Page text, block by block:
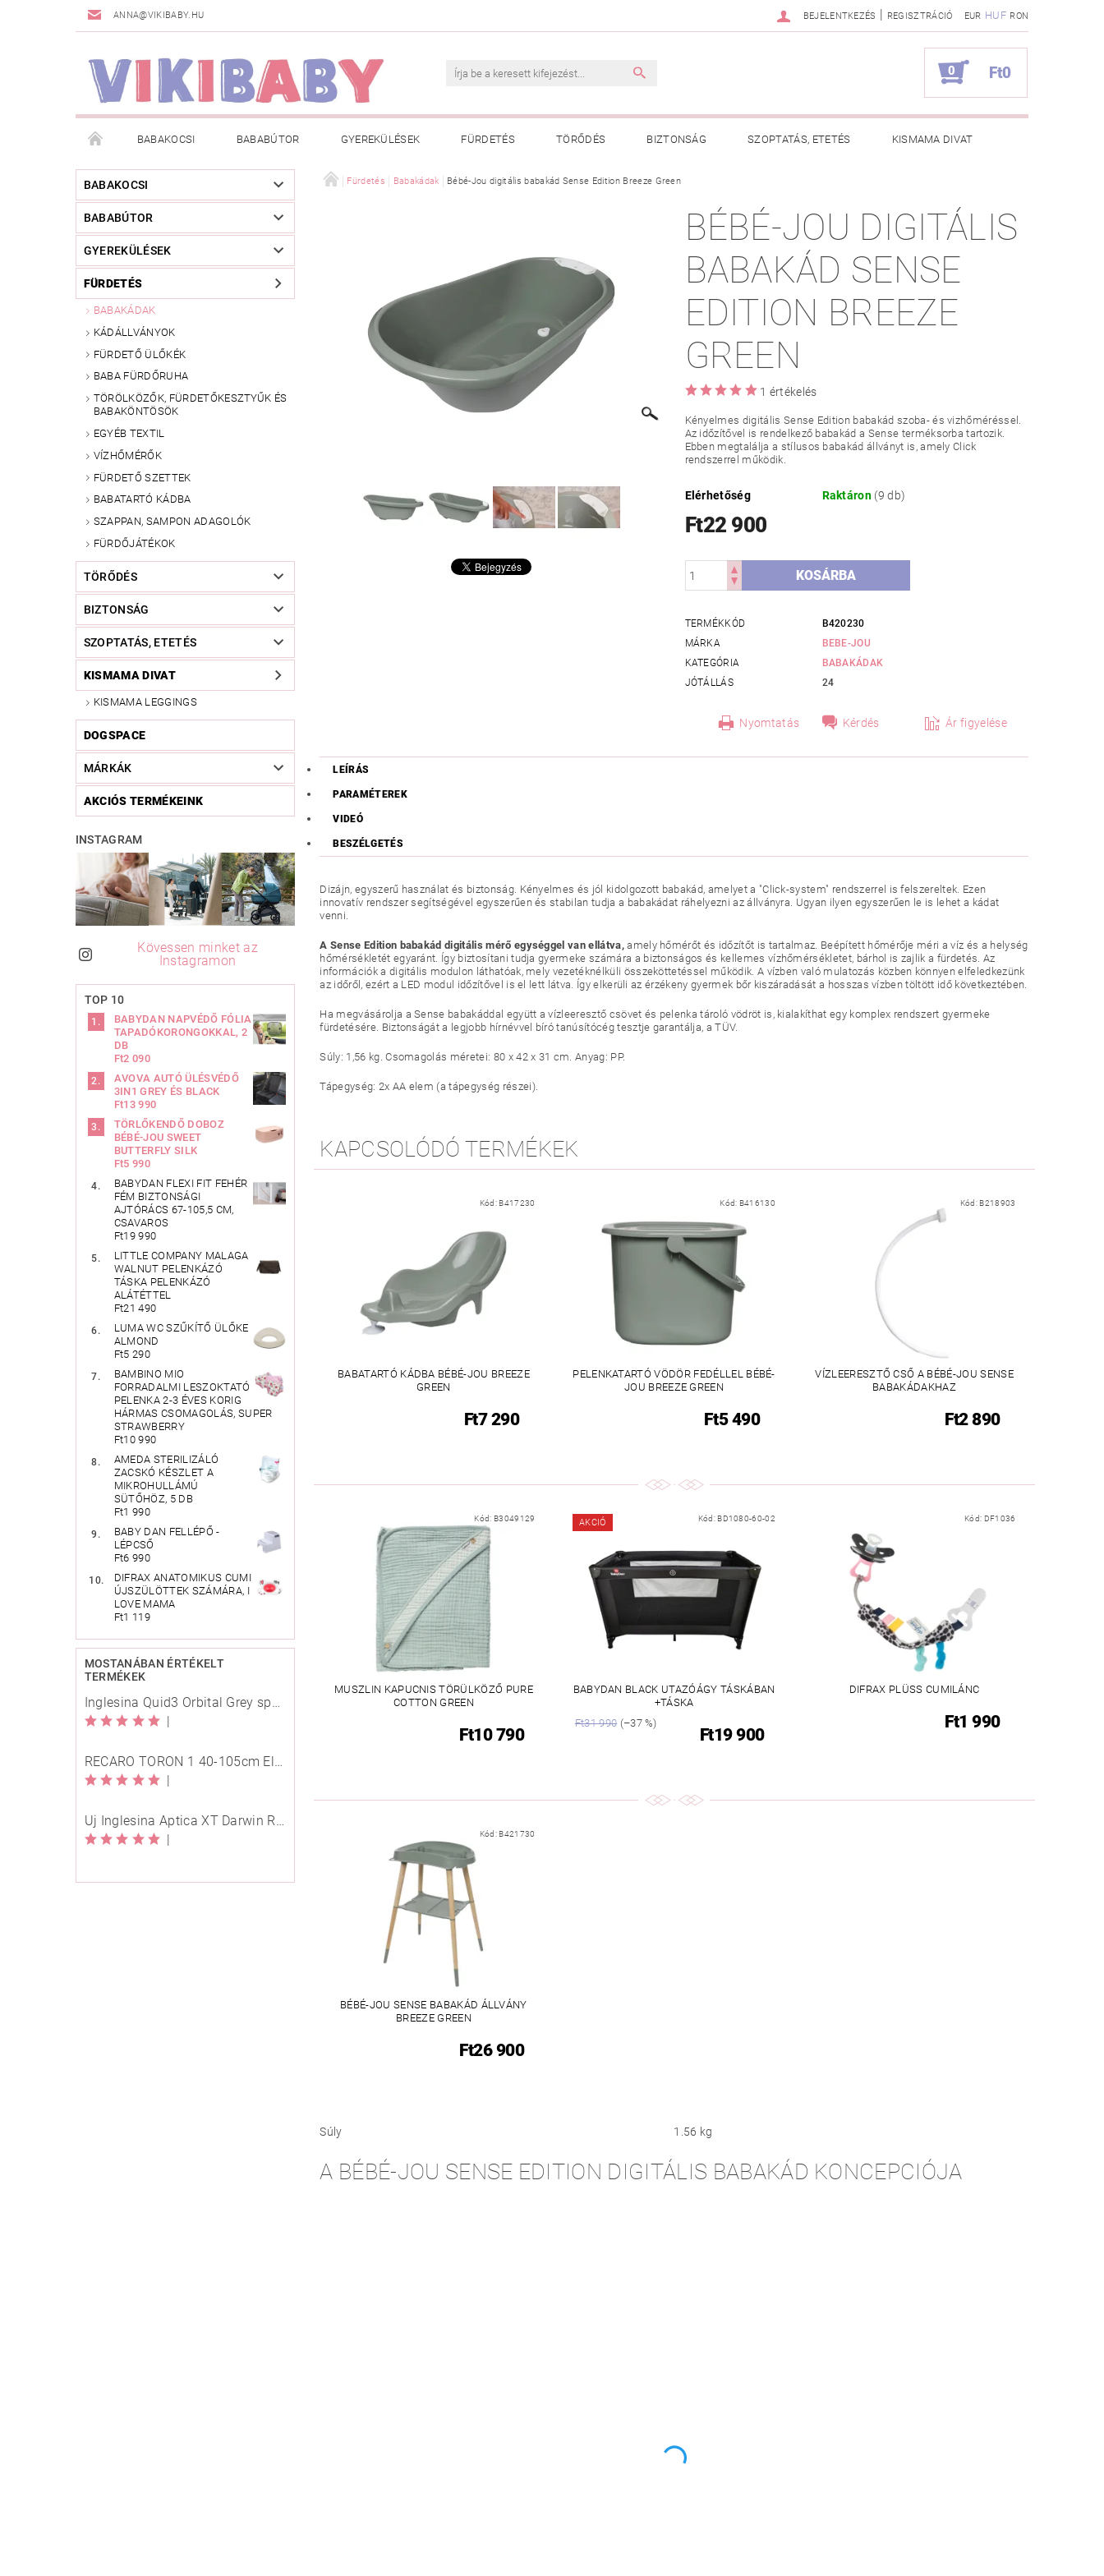
ANNA@VIKIBABY.HU EUR HUF RON
BEJELENTKEZÉS | REGISZTRÁCIÓ
0 Ft0
BABAKOCSI BABABÚTOR GYEREKÜLÉSEK FÜRDETÉS TÖRŐDÉS BIZTONSÁG SZOPTATÁS, ETETÉS KISMAMA DIVAT
DOGSPACE AKCIÓS TERMÉKEINK VÁSÁRLÁSI FELTÉTELEK ADATKEZELÉSI TÁJÉKOZTATÓ
TÖRZSVÁSÁRLÓI PROGRAM RÓLUNK HASZNOS TANÁCSOK RENDELÉSEM
BABAKOCSI
BABABÚTOR
GYEREKÜLÉSEK
FÜRDETÉS
BABAKÁDAK
KÁDÁLLVÁNYOK
FÜRDETŐ ÜLŐKÉK
BABA FÜRDŐRUHA
TÖRÖLKÖZŐK, FÜRDETŐKESZTYŰK ÉS
BABAKÖNTÖSÖK
EGYÉB TEXTIL
VÍZHŐMÉRŐK
FÜRDETŐ SZETTEK
BABATARTÓ KÁDBA
SZAPPAN, SAMPON ADAGOLÓK
FÜRDŐJÁTÉKOK
TÖRŐDÉS
BIZTONSÁG
SZOPTATÁS, ETETÉS
KISMAMA DIVAT
KISMAMA LEGGINGS
DOGSPACE
MÁRKÁK
AKCIÓS TERMÉKEINK
INSTAGRAM
Kövessen minket az
Instagramon
TOP 10
BABYDAN NAPVÉDŐ FÓLIA
TAPADÓKORONGOKKAL, 2
DB
Ft2 090
AVOVA AUTÓ ÜLÉSVÉDŐ
3IN1 GREY ÉS BLACK
Ft13 990
TÖRLŐKENDŐ DOBOZ
BÉBÉ-JOU SWEET
BUTTERFLY SILK
Ft5 990
BABYDAN FLEXI FIT FEHÉR
FÉM BIZTONSÁGI
AJTÓRÁCS 67-105,5 CM,
CSAVAROS
Ft19 990
LITTLE COMPANY MALAGA
WALNUT PELENKÁZÓ
TÁSKA PELENKÁZÓ
ALÁTÉTTEL
Ft21 490
LUMA WC SZŰKÍTŐ ÜLŐKE
ALMOND
Ft5 290
BAMBINO MIO
FORRADALMI LESZOKTATÓ
PELENKA 2-3 ÉVES KORIG
HÁRMAS CSOMAGOLÁS, SUPER
STRAWBERRY
Ft10 990
AMEDA STERILIZÁLÓ
ZACSKÓ KÉSZLET A
MIKROHULLÁMÚ
SÜTŐHÖZ, 5 DB
Ft1 990
BABY DAN FELLÉPŐ -
LÉPCSŐ
Ft6 990
DIFRAX ANATOMIKUS CUMI
ÚJSZÜLÖTTEK SZÁMÁRA, I
LOVE MAMA
Ft1 119
MOSTANÁBAN ÉRTÉKELT
TERMÉKEK
Inglesina Quid3 Orbital Grey sport babakocsi
|
RECARO TORON 1 40-105cm Elegant Beige
|
Új Inglesina Aptica XT Darwin Recline Evo 4in1 Himalaya Blue multifunkciós babakocsi
|
Fürdetés Babakádak Bébé-Jou digitális babakád Sense Edition Breeze Green
BÉBÉ-JOU DIGITÁLIS
BABAKÁD SENSE
EDITION BREEZE
GREEN
1 értékelés
Kényelmes digitális Sense Edition babakád szoba- és vizhőméréssel.
Az időzítővel is rendelkező babakád a Sense terméksorba tartozik.
Ebben megtalálja a stílusos babakád állványt is, amely Click
rendszerrel működik.
Elérhetőség Raktáron (9 db)
Ft22 900
TERMÉKKÓD
B420230
MÁRKA
BEBE-JOU
KATEGÓRIA
BABAKÁDAK
JÓTÁLLÁS
24
Nyomtatás Kérdés Ár figyelése
LEÍRÁS
PARAMÉTEREK
VIDEÓ
BESZÉLGETÉS
Dizájn, egyszerű használat és biztonság. Kényelmes és jól kidolgozott babakád, amelyet a "Click-system" rendszerrel is felszereltek. Ezen
innovatív rendszer segítségével egyszerűen és stabilan tudja a babakádat ráhelyezni az állványra. Ugyan ilyen egyszerűen le is lehet a kádat
venni.
A Sense Edition babakád digitális mérő egységgel van ellátva,amely hőmérőt és időzítőt is tartalmaz. Beépített hőmérője méri a víz és a helység
hőmérsékletét egyaránt. Így biztosítani tudja gyermeke számára a biztonságos és kellemes vízhőmérsékletet, bárhol is zajlik a fürdetés. Az
információk a digitális modulon láthatóak, mely vezetéknélküli összeköttetéssel működik. A vízben való mulatozás közben könnyen elfeledkezünk
az időről, ezért a LED modul időzítővel is el lett látva. Így elkerüli az érzékeny gyermek bőr kiszáradását a hosszas vízben töltött idő következtében.
Ha megvásárolja a Sense babakáddal együtt a vízleeresztő csövet és pelenka tároló vödröt is, kialakíthat egy komplex rendszert gyermeke
fürdetésére. Biztonságát a legjobb hírnévvel bíró tanúsítócég tesztje garantálja, a TÜV.
Súly: 1,56 kg. Csomagolás méretei: 80 x 42 x 31 cm. Anyag: PP.
Tápegység: 2x AA elem (a tápegység részei).
KAPCSOLÓDÓ TERMÉKEK
Kód: B417230
BABATARTÓ KÁDBA BÉBÉ-JOU BREEZE
GREEN
Ft7 290
Kód: B416130
PELENKATARTÓ VÖDÖR FEDÉLLEL BÉBÉ-
JOU BREEZE GREEN
Ft5 490
Kód: B218903
VÍZLEERESZTŐ CSŐ A BÉBÉ-JOU SENSE
BABAKÁDAKHAZ
Ft2 890
Kód: B3049129
MUSZLIN KAPUCNIS TÖRÜLKÖZŐ PURE
COTTON GREEN
Ft10 790
AKCIÓ Kód: BD1080-60-02
BABYDAN BLACK UTAZÓÁGY TÁSKÁBAN
+TÁSKA
Ft31 990(–37 %)
Ft19 900
Kód: DF1036
DIFRAX PLÜSS CUMILÁNC
Ft1 990
Kód: B421730
BÉBÉ-JOU SENSE BABAKÁD ÁLLVÁNY
BREEZE GREEN
Ft26 900
Súly 1.56 kg
A BÉBÉ-JOU SENSE EDITION DIGITÁLIS BABAKÁD KONCEPCIÓJA